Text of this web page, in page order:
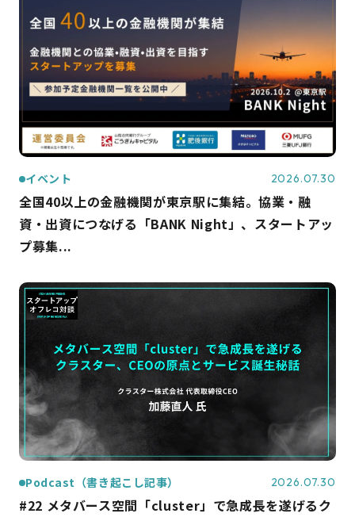
イベント 2026.07.30
全国40以上の金融機関が東京駅に集結。協業・融
資・出資につなげる「BANK Night」、スタートアッ
プ募集...
Podcast（書き起こし記事） 2026.07.30
#22 メタバース空間「cluster」で急成長を遂げるク